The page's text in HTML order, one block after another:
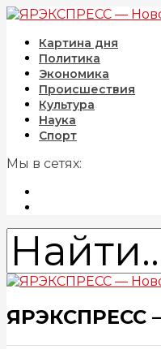
Картина дня
Политика
Экономика
Происшествия
Культура
Наука
Спорт
Мы в сетях:
ЯРЭКСПРЕСС